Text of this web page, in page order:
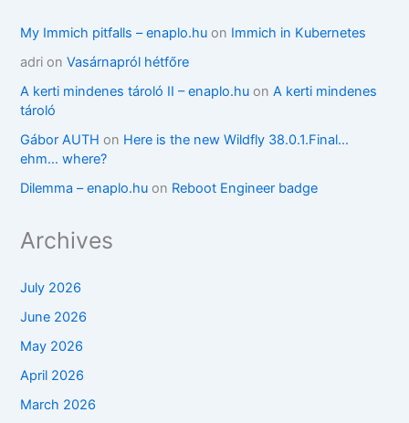
My Immich pitfalls – enaplo.hu on Immich in Kubernetes
adri onVasárnapról hétfőre
A kerti mindenes tároló II – enaplo.hu onA kerti mindenes
tároló
Gábor AUTH on Here is the new Wildfly 38.0.1.Final…
ehm… where?
Dilemma – enaplo.hu on Reboot Engineer badge
Archives
July 2026
June 2026
May 2026
April 2026
March 2026